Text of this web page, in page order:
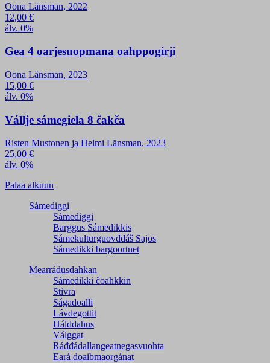
Oona Länsman, 2022
12,00 €
álv. 0%
Gea 4 oarjesuopmana oahppogirji
Oona Länsman, 2023
15,00 €
álv. 0%
Vállje sámegiela 8 čakča
Risten Mustonen ja Helmi Länsman, 2023
25,00 €
álv. 0%
Palaa alkuun
Sámediggi
Sámediggi
Barggus Sámedikkis
Sámekulturguovddáš Sajos
Sámedikki bargoortnet
Mearrádusdahkan
Sámedikki čoahkkin
Stivra
Ságadoalli
Lávdegottit
Hálddahus
Válggat
Ráđđádallangeatnegas­vuohta
Eará doaibmaorgánat